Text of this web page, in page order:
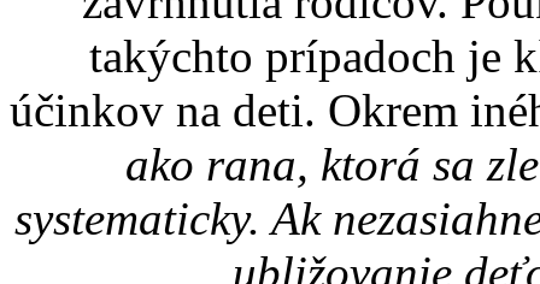
takýchto prípadoch je
účinkov na deti. Okrem
ako rana, ktorá sa
systematicky. Ak
ubližovanie